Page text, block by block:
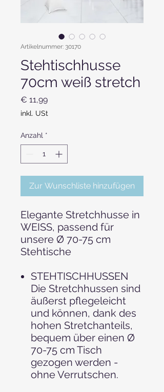
Artikelnummer: 30170
Stehtischhusse
70cm weiß stretch
€ 11,99Preis
inkl. USt
Anzahl *
Zur Wunschliste hinzufügen
Elegante Stretchhusse in
WEISS, passend für
unsere Ø 70-75 cm
Stehtische
STEHTISCHHUSSEN
Die Stretchhussen sind
äußerst pflegeleicht
und können, dank des
hohen Stretchanteils,
bequem über einen Ø
70-75 cm Tisch
gezogen werden -
ohne Verrutschen.